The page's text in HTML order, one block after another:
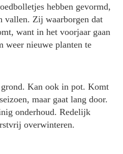
hebben gevormd,
vallen. Zij waarborgen dat
want in het voorjaar gaan
weer nieuwe planten te
Kan ook in pot. Komt
maar gaat lang door.
onderhoud. Redelijk
overwinteren.